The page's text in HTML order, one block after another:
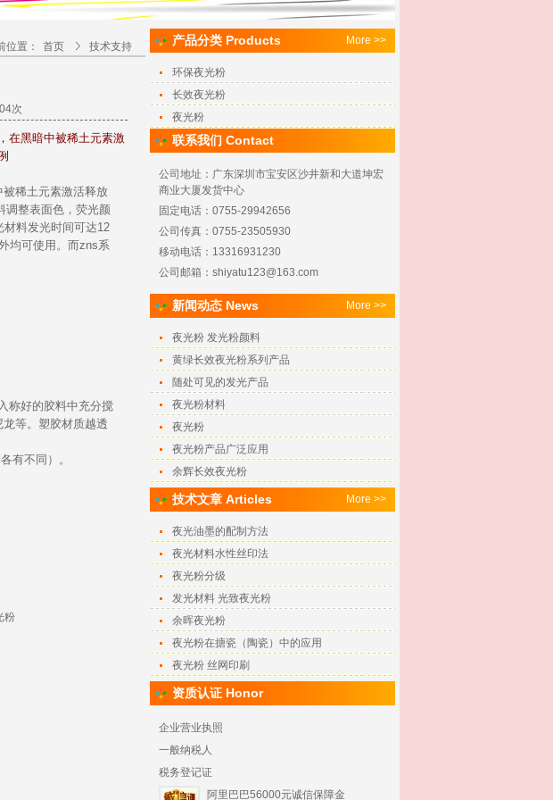
位置： 首页 技术支持
次
在黑暗中被稀土元素激
稀土元素激活释放
调整表面色，荧光颜
材料发光时间可达12
均可使用。而zns系
称好的胶料中充分搅
等。 塑胶材质越透
有不同）。
粉
产品分类 Products More >>
环保夜光粉
长效夜光粉
夜光粉
联系我们 Contact
公司地址：广东深圳市宝安区沙井新和大道坤宏
商业大厦发货中心
固定电话：0755-29942656
公司传真：0755-23505930
移动电话：13316931230
公司邮箱：shiyatu123@163.com
新闻动态 News More >>
夜光粉 发光粉颜料
黄绿长效夜光粉系列产品
随处可见的发光产品
夜光粉材料
夜光粉
夜光粉产品广泛应用
余辉长效夜光粉
技术文章 Articles More >>
夜光油墨的配制方法
夜光材料水性丝印法
夜光粉分级
发光材料 光致夜光粉
余晖夜光粉
夜光粉在搪瓷（陶瓷）中的应用
夜光粉 丝网印刷
资质认证 Honor
企业营业执照
一般纳税人
税务登记证
阿里巴巴56000元诚信保障金